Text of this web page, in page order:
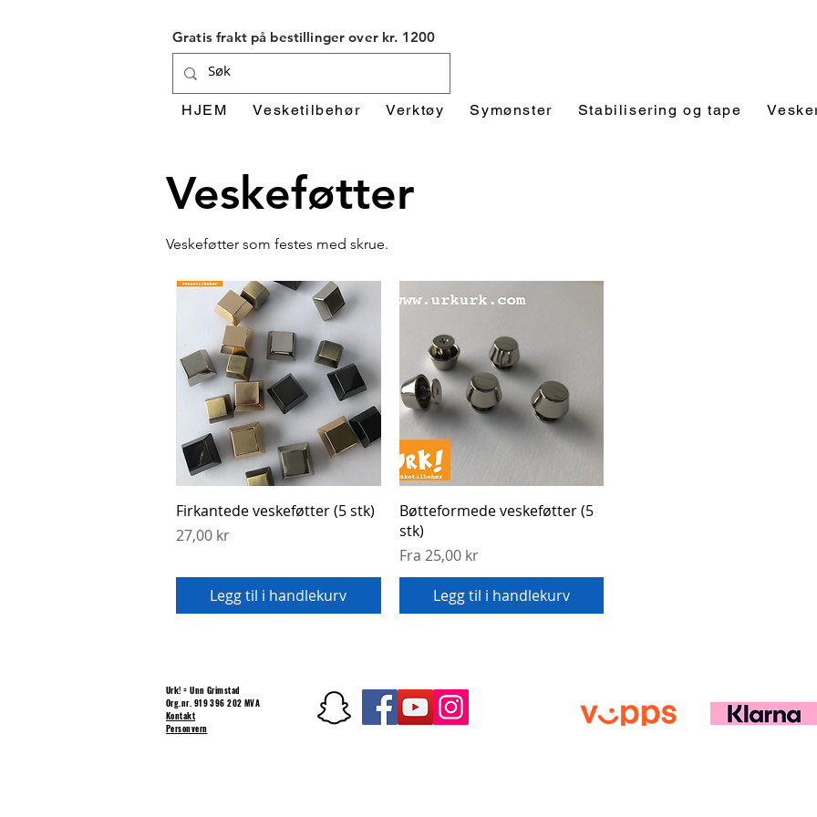
Gratis frakt på bestillinger over kr. 1200
HJEM Vesketilbehør Verktøy Symønster Stabilisering og tape
Veskeføtter
Veskeføtter som festes med skrue.
Hurtigvisning
Firkantede veskeføtter (5 stk)
Pris
27,00 kr
Legg til i handlekurv
Hurtigvisning
Bøtteformede veskeføtter (5
stk)
Fra 25,00 kr
Salgspris
Legg til i handlekurv
Urk! = Unn Grimstad
Org.nr. 919 396 202 MVA
Kontakt
Personvern